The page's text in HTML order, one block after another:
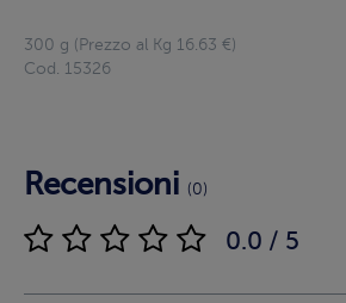
300 g (Prezzo al Kg 16.63 €)
Cod. 15326
Recensioni (0)
0.0 / 5